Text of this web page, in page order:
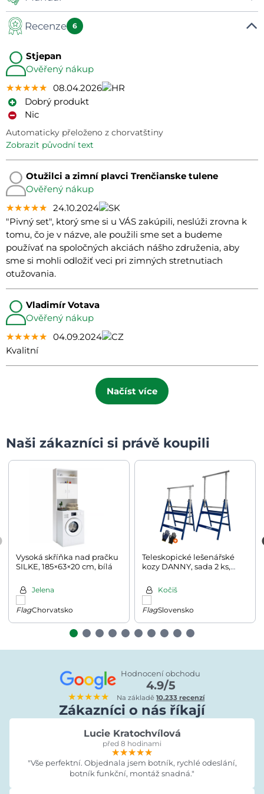
Manuál
Recenze 6
Stjepan
Ověřený nákup
★★★★★
★★★★★
★★★★★ 08.04.2026
Dobrý produkt
Nic
Automaticky přeloženo z chorvatštiny
zobrazit původní text
Otužilci a zimní plavci Trenčianske tulene
Ověřený nákup
★★★★★
★★★★★
★★★★★ 24.10.2024
"Pivný set", ktorý sme si u VÁS zakúpili, neslúži zrovna k
tomu, čo je v názve, ale použili sme set a budeme
používať na spoločných akciách nášho združenia, aby
sme si mohli odložiť veci pri zimných stretnutiach
otužovania.
Vladimír Votava
Ověřený nákup
★★★★★
★★★★★
★★★★★ 04.09.2024
Kvalitní
Načíst více
Naši zákazníci si právě koupili
Vysoká skříňka nad pračku
SILKE, 185×63×20 cm, bílá
Jelena
Chorvatsko
Teleskopické lešenářské
kozy DANNY, sada 2 ks,
130cm, stříbrná/modrá
Kočiš
Slovensko
★★★★★
Hodnocení obchodu
4.9/5
Na základě10.233 recenzí
Zákazníci o nás říkají
Lucie Kratochvílová
před 8 hodinami
★★★★★
★★★★★
★★★★★
"Vše perfektní. Objednala jsem botník, rychlé odeslání,
botník funkční, montáž snadná."